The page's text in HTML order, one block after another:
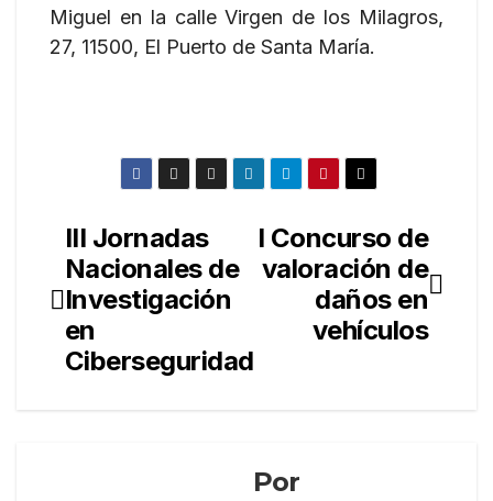
Miguel en la calle Virgen de los Milagros,
27, 11500, El Puerto de Santa María.
Navegación
de
entradas
I Concurso de
valoración de
daños en
vehículos
III Jornadas
Nacionales de
Investigación
en
Ciberseguridad
Por